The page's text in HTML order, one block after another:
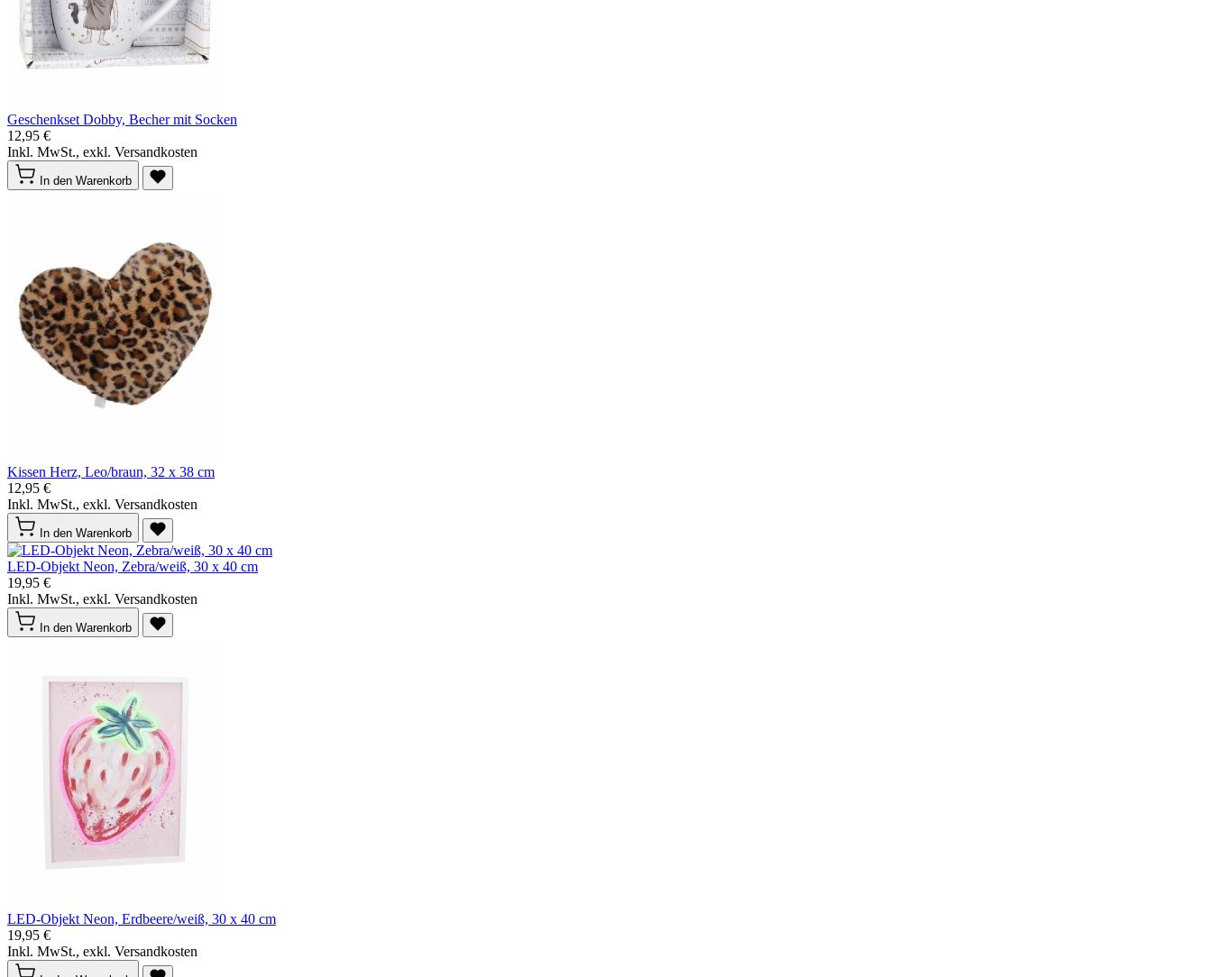
Geschenkset Dobby, Becher mit Socken
12,95 €
Inkl. MwSt., exkl. Versandkosten
In den Warenkorb
Kissen Herz, Leo/braun, 32 x 38 cm
12,95 €
Inkl. MwSt., exkl. Versandkosten
In den Warenkorb
LED-Objekt Neon, Zebra/weiß, 30 x 40 cm
19,95 €
Inkl. MwSt., exkl. Versandkosten
In den Warenkorb
LED-Objekt Neon, Erdbeere/weiß, 30 x 40 cm
19,95 €
Inkl. MwSt., exkl. Versandkosten